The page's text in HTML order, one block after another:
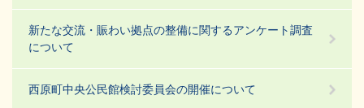
新たな交流・賑わい拠点の整備に関するアンケート調査
について
西原町中央公民館検討委員会の開催について